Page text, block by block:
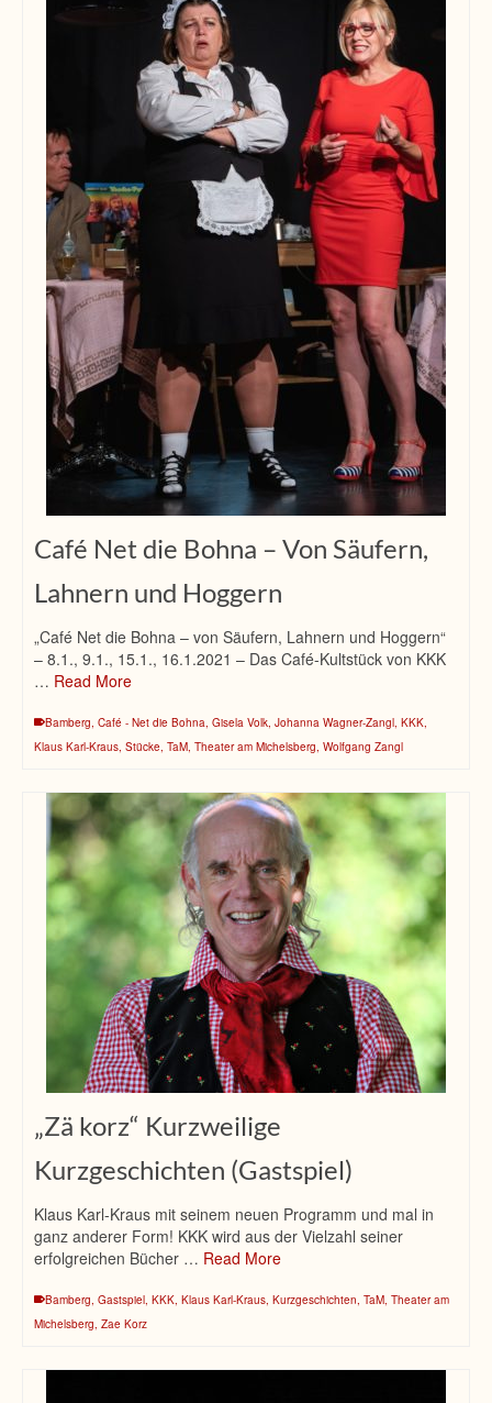
Café Net die Bohna – Von Säufern,
Lahnern und Hoggern
„Café Net die Bohna – von Säufern, Lahnern und Hoggern“
– 8.1., 9.1., 15.1., 16.1.2021 – Das Café-Kultstück von KKK
… Read More
Bamberg, Café - Net die Bohna, Gisela Volk, Johanna Wagner-Zangl, KKK,
Klaus Karl-Kraus, Stücke, TaM, Theater am Michelsberg, Wolfgang Zangl
„Zä korz“ Kurzweilige
Kurzgeschichten (Gastspiel)
Klaus Karl-Kraus mit seinem neuen Programm und mal in
ganz anderer Form! KKK wird aus der Vielzahl seiner
erfolgreichen Bücher … Read More
Bamberg, Gastspiel, KKK, Klaus Karl-Kraus, Kurzgeschichten, TaM, Theater am
Michelsberg, Zae Korz